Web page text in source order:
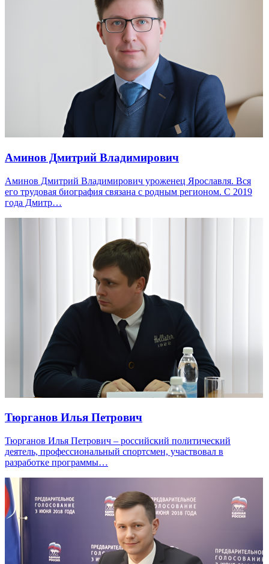
Аминов Дмитрий Владимирович
Аминов Дмитрий Владимирович уроженец Ярославля. Вся
его трудовая биография связана с родным регионом. С 2019
года Дмитр…
Тюрганов Илья Петрович
Тюрганов Илья Петрович – российский политический
деятель, профессиональный спортсмен, участвовал в
разработке программы…